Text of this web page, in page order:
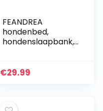
FEANDREA
hondenbed,
hondenslaapbank,
grijs PGW10GG
€29.99